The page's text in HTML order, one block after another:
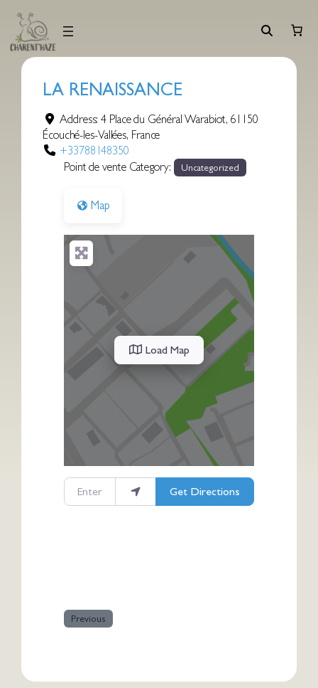
contenu
LA RENAISSANCE
Address:4 Place du Général Warabiot, 61150
Écouché-les-Vallées, France
+33788148350
Point de vente Category:
Uncategorized
Map
Load Map
Enter your location
Get Directions
Previous